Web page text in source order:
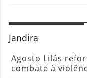
Jandira
Agosto Lilás
combate à